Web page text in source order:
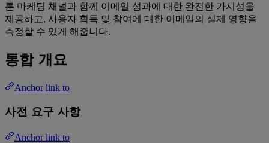
른 마케팅 채널과 함께 이메일 성과에 대한 완전한 가시성을
제공하고, 사용자 획득 및 참여에 대한 이메일의 실제 영향을
측정할 수 있게 해줍니다.
통합 개요
Anchor link to
사전 요구 사항
Anchor link to